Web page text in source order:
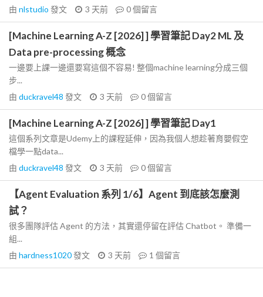
由 nlstudio 發文 3 天前 0個留言
[Machine Learning A-Z [2026] ] 學習筆記 Day2 ML 及
Data pre-processing 概念
一邊要上課一邊還要寫這個不容易! 整個machine learning分成三個
步...
由 duckravel48 發文 3 天前 0個留言
[Machine Learning A-Z [2026] ] 學習筆記 Day1
這個系列文章是Udemy上的課程延伸，因為我個人想趁著育嬰假空
檔學一點data...
由 duckravel48 發文 3 天前 0個留言
【Agent Evaluation 系列 1/6】Agent 到底該怎麼測
試？
很多團隊評估 Agent 的方法，其實還停留在評估 Chatbot。 準備一
組...
由 hardness1020發文 3 天前 1 個留言